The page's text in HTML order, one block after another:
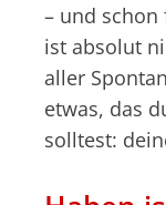
– und schon
ist absolut
aller
etwas, das
solltest: